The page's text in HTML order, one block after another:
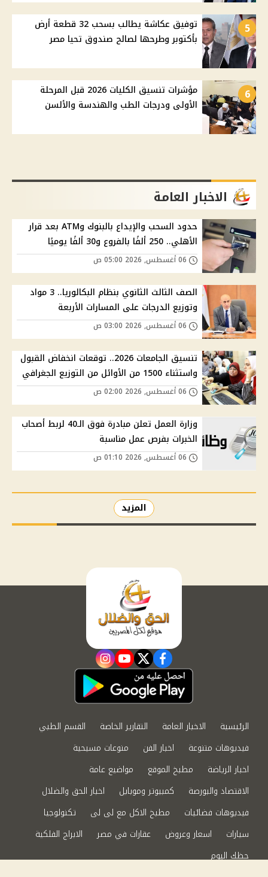
5
توفيق عكاشة يطالب بسحب 32 قطعة أرض
بأكتوبر وطرحها لصالح صندوق تحيا مصر
6
مؤشرات تنسيق الكليات 2026 قبل المرحلة
الأولى ودرجات الطب والهندسة والألسن
الاخبار العامة
حدود السحب والإيداع بالبنوك وATM بعد قرار
الأهلي.. 250 ألفًا بالفروع و30 ألفًا يوميًا
الصف الثالث الثانوي بنظام البكالوريا.. 3 مواد
وتوزيع الدرجات على المسارات الأربعة
تنسيق الجامعات 2026.. توقعات انخفاض القبول
واستثناء 1500 من الأوائل من التوزيع الجغرافي
وزارة العمل تعلن مبادرة فوق الـ40 لربط أصحاب
الخبرات بفرص عمل مناسبة
المزيد
facebook
twitter
youtube
instagram
الرئيسية الاخبار العامة التقارير الخاصة
القسم الطبي
فيديوهات متنوعة
اخبار الفن
منوعات مسيحية
اخبار الرياضة
مطبخ الموقع
مواضيع عامة
الاقتصاد والبورصة
كمبيوتر وموبايل
اخبار الحق والضلال
فيديوهات فضائيات
مطبخ الاكل مع لى لى
تكنولوجيا
سيارات
اسعار وعروض عقارات في مصر
الابراج الفلكية
حظك اليوم